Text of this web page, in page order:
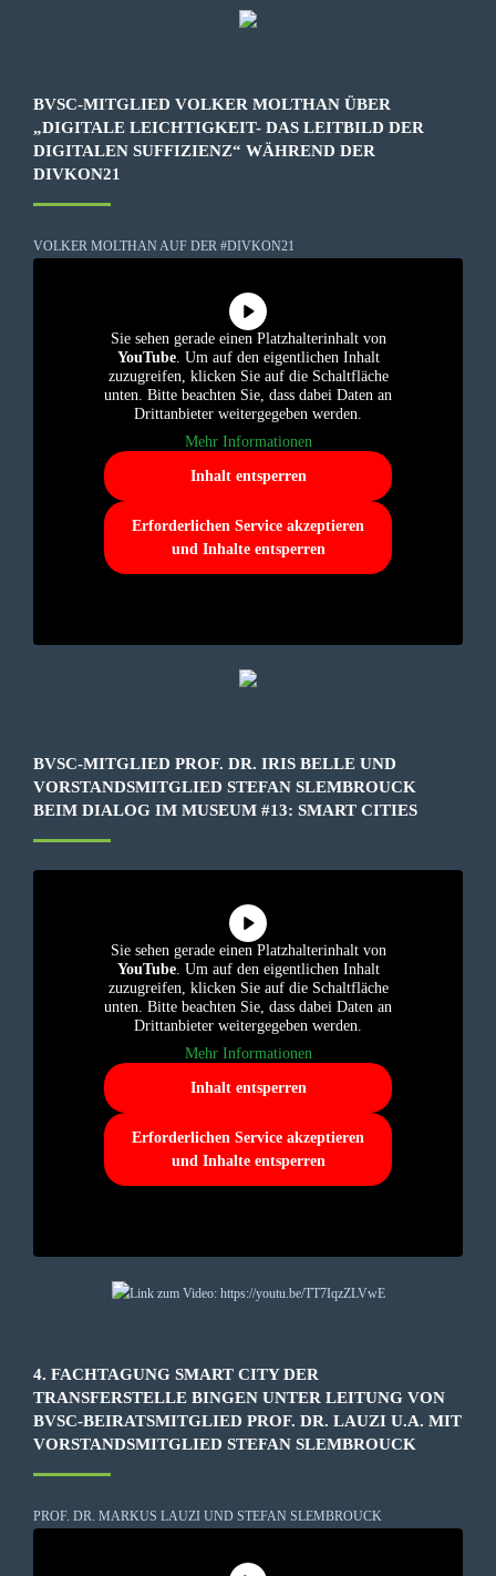
BVSC-MITGLIED VOLKER MOLTHAN ÜBER
„DIGITALE LEICHTIGKEIT- DAS LEITBILD DER
DIGITALEN SUFFIZIENZ“ WÄHREND DER
DIVKON21
VOLKER MOLTHAN AUF DER #DIVKON21
Sie sehen gerade einen Platzhalterinhalt von
YouTube. Um auf den eigentlichen Inhalt
zuzugreifen, klicken Sie auf die Schaltfläche
unten. Bitte beachten Sie, dass dabei Daten an
Drittanbieter weitergegeben werden.
Mehr Informationen
Inhalt entsperren
Erforderlichen Service akzeptieren
und Inhalte entsperren
BVSC-MITGLIED PROF. DR. IRIS BELLE UND
VORSTANDSMITGLIED STEFAN SLEMBROUCK
BEIM DIALOG IM MUSEUM #13: SMART CITIES
Sie sehen gerade einen Platzhalterinhalt von
YouTube. Um auf den eigentlichen Inhalt
zuzugreifen, klicken Sie auf die Schaltfläche
unten. Bitte beachten Sie, dass dabei Daten an
Drittanbieter weitergegeben werden.
Mehr Informationen
Inhalt entsperren
Erforderlichen Service akzeptieren
und Inhalte entsperren
4. FACHTAGUNG SMART CITY DER
TRANSFERSTELLE BINGEN UNTER LEITUNG VON
BVSC-BEIRATSMITGLIED PROF. DR. LAUZI U.A. MIT
VORSTANDSMITGLIED STEFAN SLEMBROUCK
PROF. DR. MARKUS LAUZI UND STEFAN SLEMBROUCK